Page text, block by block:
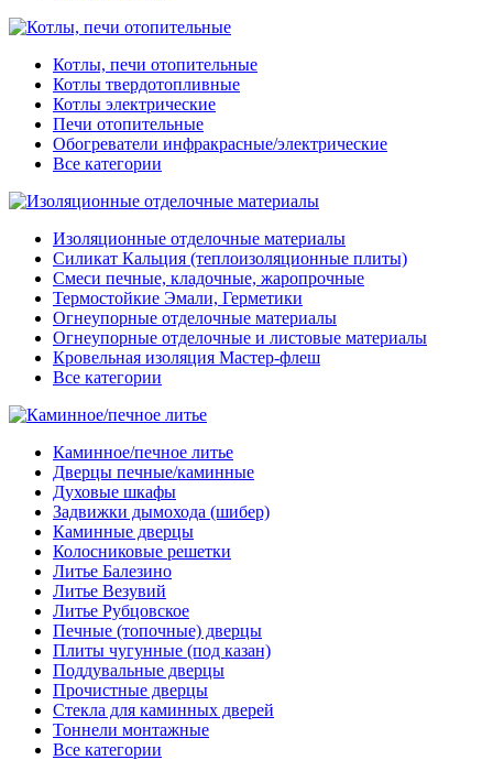
Котлы, печи отопительные
Котлы твердотопливные
Котлы электрические
Печи отопительные
Обогреватели инфракрасные/электрические
Все категории
Изоляционные отделочные материалы
Силикат Кальция (теплоизоляционные плиты)
Смеси печные, кладочные, жаропрочные
Термостойкие Эмали, Герметики
Огнеупорные отделочные материалы
Огнеупорные отделочные и листовые материалы
Кровельная изоляция Мастер-флеш
Все категории
Каминное/печное литье
Дверцы печные/каминные
Духовые шкафы
Задвижки дымохода (шибер)
Каминные дверцы
Колосниковые решетки
Литье Балезино
Литье Везувий
Литье Рубцовское
Печные (топочные) дверцы
Плиты чугунные (под казан)
Поддувальные дверцы
Прочистные дверцы
Стекла для каминных дверей
Тоннели монтажные
Все категории